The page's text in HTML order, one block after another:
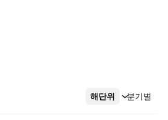
해단위 분기별
더보기